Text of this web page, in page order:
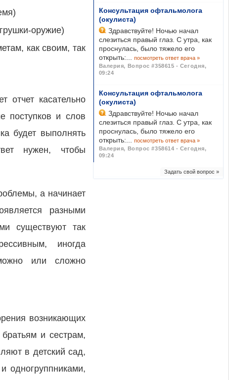
оружие)
как своим, так
отчет касательно
поступков и слов
будет выполнять
нужен, чтобы
а начинает
разными
существуют так
иногда
или сложно
возникающих
и сестрам,
в детский сад,
одногруппниками,
Консультация офтальмолога
(окулиста)
Здравствуйте! Ночью начал
слезиться правый глаз. С утра, как
проснулась, было тяжело его
открыть:...
посмотреть ответ врача »
Валерия, Вопрос #358615 - Сегодня,
09:24
Консультация офтальмолога
(окулиста)
Здравствуйте! Ночью начал
слезиться правый глаз. С утра, как
проснулась, было тяжело его
открыть:...
посмотреть ответ врача »
Валерия, Вопрос #358614 - Сегодня,
09:24
Задать свой вопрос »